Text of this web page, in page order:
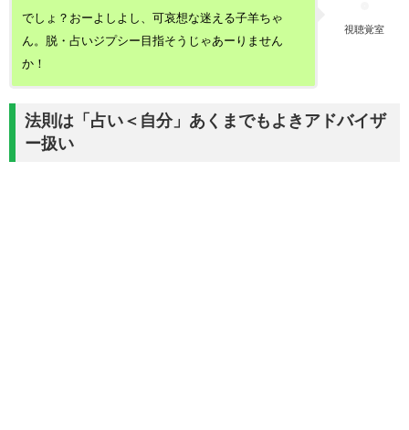
視聴覚室
でしょ？おーよしよし、可哀想な迷える子羊ちゃ
ん。脱・占いジプシー目指そうじゃあーりません
か！
法則は「占い＜自分」あくまでもよきアドバイザ
ー扱い